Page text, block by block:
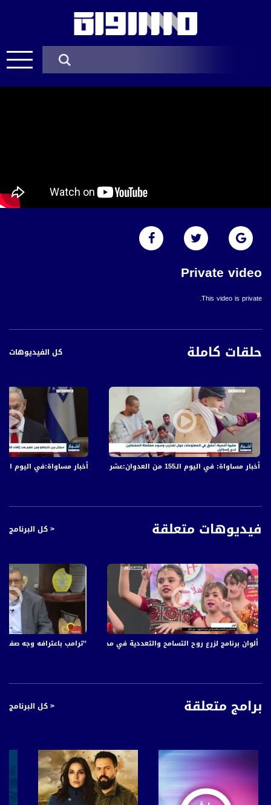
Private video
This video is private.
حلقات كاملة كل الفيديوهات
أخبار مساواة:في اليوم الـ152 من العدوان: عشرات الشهداء والجرحى في قصف الاحتلال المتواصل على قطاع غزة أخبار مساواة: في اليوم الـ155 من العدوان:عشرات الشهداء والجرحى في قصف الاحتلال المتواصل على قطاع غزة
فيديوهات متعلقة < كل البرنامج
’’ترامب باعترافه وجه صفعة
ألوان برنامج لزرع روح التسامح والتعددية في مدرسة العبهرة - عين ماهل ، صباحنا غير،17-7-
برامج متعلقة < كل البرنامج